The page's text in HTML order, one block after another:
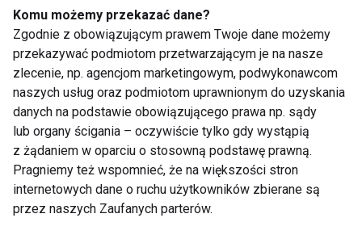
Kolejnym mitem jest rzekomo utrudniony dostęp do
żywności ekologicznej. Tymczasem obecnie
możemy taką żywność, w opakowaniach z
Euroliściem, znaleźć prawie na każdym kroku,
począwszy od dużych sieci po małe, lokalne sklepy
czy targi, rynki.
Czy Pani zdaniem da się w dzisiejszych
czasach produkować żywność w sposób
prosty i naturalny, bez agrochemikaliów
i zbędnych dodatków w przetwórstwie?
Komu możemy przekazać dane?
Zgodnie z obowiązującym prawem Twoje dane możemy
przekazywać podmiotom przetwarzającym je na nasze
zlecenie, np. agencjom marketingowym, podwykonawcom
naszych usług oraz podmiotom uprawnionym do uzyskania
danych na podstawie obowiązującego prawa np. sądy
lub organy ścigania – oczywiście tylko gdy wystąpią
z żądaniem w oparciu o stosowną podstawę prawną.
Pragniemy też wspomnieć, że na większości stron
internetowych dane o ruchu użytkowników zbierane są
przez naszych Zaufanych parterów.